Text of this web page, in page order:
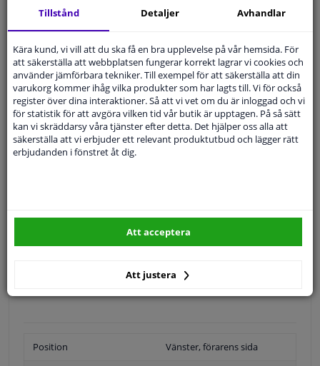
Leverans inom 5 dagar
Kundservice:Inte Tillgänglig Via Telefon
Ställ din fråga hos våra produktspecialister.
Frågor Och Svar
SÖK
Position Vänster, förarens sida
Tillstånd Detaljer Avhandlar
Kära kund, vi vill att du ska få en bra upplevelse på vår hemsida. För
att säkerställa att webbplatsen fungerar korrekt lagrar vi cookies och
använder jämförbara tekniker. Till exempel för att säkerställa att din
varukorg kommer ihåg vilka produkter som har lagts till. Vi för också
register över dina interaktioner. Så att vi vet om du är inloggad och vi
för statistik för att avgöra vilken tid vår butik är upptagen. På så sätt
kan vi skräddarsy våra tjänster efter detta. Det hjälper oss alla att
säkerställa att vi erbjuder ett relevant produktutbud och lägger rätt
erbjudanden i fönstret åt dig.
Att justera
Att acceptera